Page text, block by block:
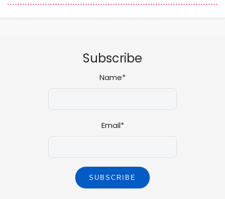
Subscribe
Name*
Email*